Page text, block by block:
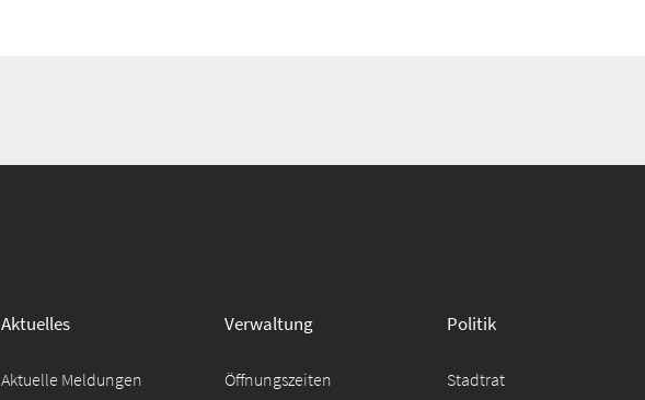
Aktuelles
Aktuelle Meldungen
Verwaltung
Öffnungszeiten
Politik
Stadtrat